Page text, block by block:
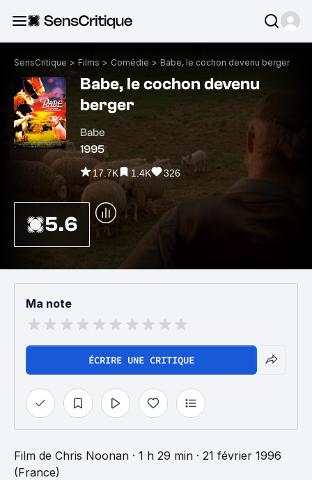
SensCritique > Films > Comédie > Babe, le cochon devenu berger
Babe, le cochon devenu
berger
Babe
1995
17.7K 1.4K 326
5.6
Ma note
ÉCRIRE UNE CRITIQUE
Film de Chris Noonan · 1 h 29 min · 21 février 1996
(France)